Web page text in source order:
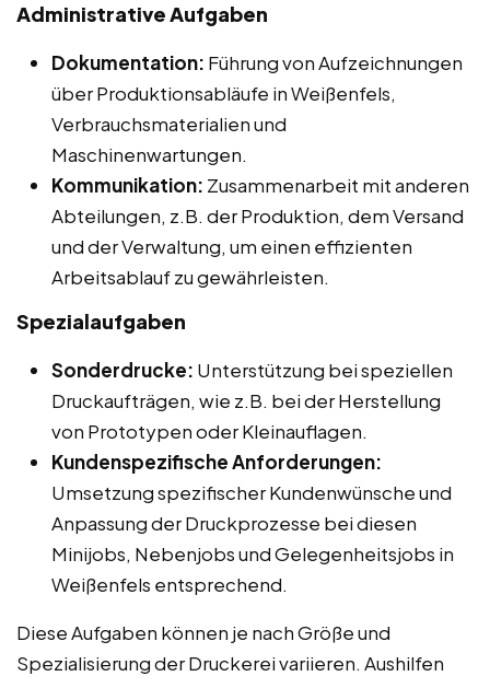
Administrative Aufgaben
Dokumentation: Führung von Aufzeichnungen
über Produktionsabläufe in Weißenfels,
Verbrauchsmaterialien und
Maschinenwartungen.
Kommunikation: Zusammenarbeit mit anderen
Abteilungen, z.B. der Produktion, dem Versand
und der Verwaltung, um einen effizienten
Arbeitsablauf zu gewährleisten.
Spezialaufgaben
Sonderdrucke: Unterstützung bei speziellen
Druckaufträgen, wie z.B. bei der Herstellung
von Prototypen oder Kleinauflagen.
Kundenspezifische Anforderungen:
Umsetzung spezifischer Kundenwünsche und
Anpassung der Druckprozesse bei diesen
Minijobs, Nebenjobs und Gelegenheitsjobs in
Weißenfels entsprechend.
Diese Aufgaben können je nach Größe und
Spezialisierung der Druckerei variieren. Aushilfen